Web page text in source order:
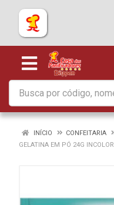
INÍCIO CONFEITARIA
GELATINA EM PÓ 24G INCOLOR